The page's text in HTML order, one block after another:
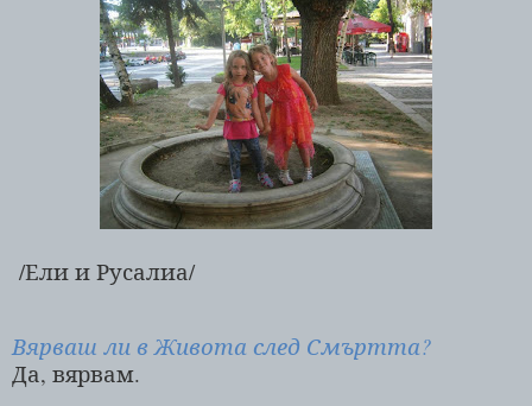
/Ели и Русалиа/
Вярваш ли в Живота след Смъртта?
Да, вярвам.